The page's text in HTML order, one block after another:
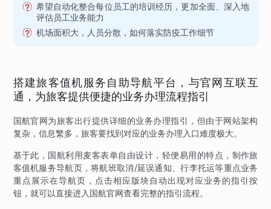
希望自动化整合每位员工的培训经历，更加全面、深入地
评估员工业务能力
机场面积大，人员分散，如何落实防疫工作细节
搭建旅客值机服务自助导航平台，与官网互联互
通，为旅客提供便捷的业务办理流程指引
国航官网为旅客出行提供详细的业务办理指引，但由于网站架构
复杂，信息繁多，旅客要找到对应的业务办理入口难度极大。
基于此，国航利用麦客表单自由设计，轻便易用的特点，制作旅
客值机服务导航页，将航班取消/延误通知、行李托运等重点业务
重点展示在导航页，点击相应版块自动出现对应业务的指引按
钮，就可以直接进入国航官网查看完整的指引流程。